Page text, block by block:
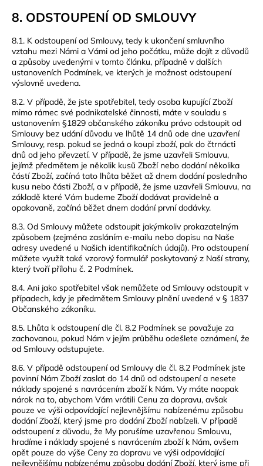
8. ODSTOUPENÍ OD SMLOUVY
8.1. K odstoupení od Smlouvy, tedy k ukončení smluvního
vztahu mezi Námi a Vámi od jeho počátku, může dojít z důvodů
a způsoby uvedenými v tomto článku, případně v dalších
ustanoveních Podmínek, ve kterých je možnost odstoupení
výslovně uvedena.
8.2. V případě, že jste spotřebitel, tedy osoba kupující Zboží
mimo rámec své podnikatelské činnosti, máte v souladu s
ustanovením §1829 občanského zákoníku právo odstoupit od
Smlouvy bez udání důvodu ve lhůtě 14 dnů ode dne uzavření
Smlouvy, resp. pokud se jedná o koupi zboží, pak do čtrnácti
dnů od jeho převzetí. V případě, že jsme uzavřeli Smlouvu,
jejímž předmětem je několik kusů Zboží nebo dodání několika
částí Zboží, začíná tato lhůta běžet až dnem dodání posledního
kusu nebo části Zboží, a v případě, že jsme uzavřeli Smlouvu, na
základě které Vám budeme Zboží dodávat pravidelně a
opakovaně, začíná běžet dnem dodání první dodávky.
8.3. Od Smlouvy můžete odstoupit jakýmkoliv prokazatelným
způsobem (zejména zasláním e-mailu nebo dopisu na Naše
adresy uvedené u Našich identifikačních údajů). Pro odstoupení
můžete využít také vzorový formulář poskytovaný z Naší strany,
který tvoří přílohu č. 2 Podmínek.
8.4. Ani jako spotřebitel však nemůžete od Smlouvy odstoupit v
případech, kdy je předmětem Smlouvy plnění uvedené v § 1837
Občanského zákoníku.
8.5. Lhůta k odstoupení dle čl. 8.2 Podmínek se považuje za
zachovanou, pokud Nám v jejím průběhu odešlete oznámení, že
od Smlouvy odstupujete.
8.6. V případě odstoupení od Smlouvy dle čl. 8.2 Podmínek jste
povinní Nám Zboží zaslat do 14 dnů od odstoupení a nesete
náklady spojené s navrácením zboží k Nám. Vy máte naopak
nárok na to, abychom Vám vrátili Cenu za dopravu, avšak
pouze ve výši odpovídající nejlevnějšímu nabízenému způsobu
dodání Zboží, který jsme pro dodání Zboží nabízeli. V případě
odstoupení z důvodu, že My porušíme uzavřenou Smlouvu,
hradíme i náklady spojené s navrácením zboží k Nám, ovšem
opět pouze do výše Ceny za dopravu ve výši odpovídající
nejlevnějšímu nabízenému způsobu dodání Zboží, který jsme při